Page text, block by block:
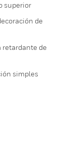
superior
de
retardante de
simples